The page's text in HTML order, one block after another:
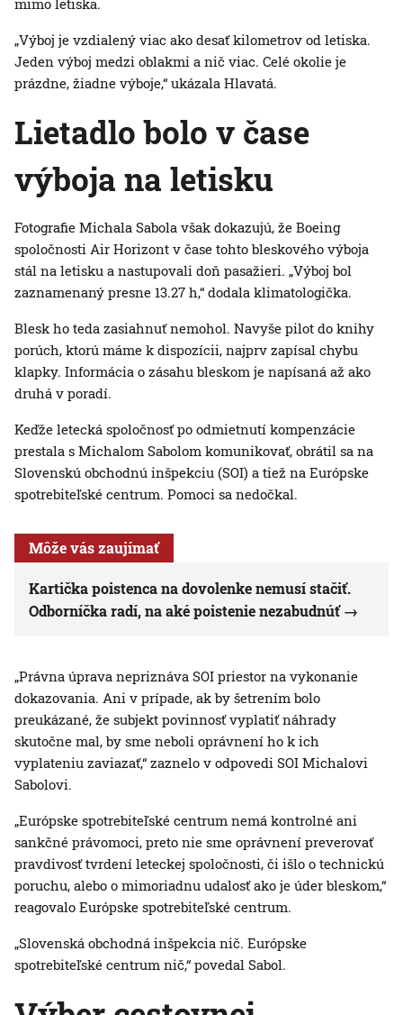
mimo letiska.
„Výboj je vzdialený viac ako desať kilometrov od letiska.
Jeden výboj medzi oblakmi a nič viac. Celé okolie je
prázdne, žiadne výboje,“ ukázala Hlavatá.
Lietadlo bolo v čase
výboja na letisku
Fotografie Michala Sabola však dokazujú, že Boeing
spoločnosti Air Horizont v čase tohto bleskového výboja
stál na letisku a nastupovali doň pasažieri. „Výboj bol
zaznamenaný presne 13.27 h,“ dodala klimatologička.
Blesk ho teda zasiahnuť nemohol. Navyše pilot do knihy
porúch, ktorú máme k dispozícii, najprv zapísal chybu
klapky. Informácia o zásahu bleskom je napísaná až ako
druhá v poradí.
Keďže letecká spoločnosť po odmietnutí kompenzácie
prestala s Michalom Sabolom komunikovať, obrátil sa na
Slovenskú obchodnú inšpekciu (SOI) a tiež na Európske
spotrebiteľské centrum. Pomoci sa nedočkal.
Môže vás zaujímať
Kartička poistenca na dovolenke nemusí stačiť.
Odborníčka radí, na aké poistenie nezabudnúť
„Právna úprava nepriznáva SOI priestor na vykonanie
dokazovania. Ani v prípade, ak by šetrením bolo
preukázané, že subjekt povinnosť vyplatiť náhrady
skutočne mal, by sme neboli oprávnení ho k ich
vyplateniu zaviazať,“ zaznelo v odpovedi SOI Michalovi
Sabolovi.
„Európske spotrebiteľské centrum nemá kontrolné ani
sankčné právomoci, preto nie sme oprávnení preverovať
pravdivosť tvrdení leteckej spoločnosti, či išlo o technickú
poruchu, alebo o mimoriadnu udalosť ako je úder bleskom,“
reagovalo Európske spotrebiteľské centrum.
„Slovenská obchodná inšpekcia nič. Európske
spotrebiteľské centrum nič,“ povedal Sabol.